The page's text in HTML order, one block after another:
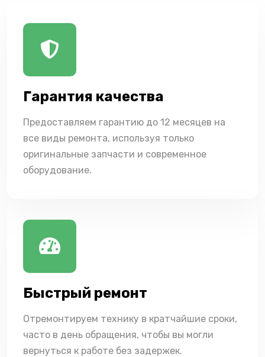
Гарантия качества
Предоставляем гарантию до 12 месяцев на
все виды ремонта, используя только
оригинальные запчасти и современное
оборудование.
Быстрый ремонт
Отремонтируем технику в кратчайшие сроки,
часто в день обращения, чтобы вы могли
вернуться к работе без задержек.